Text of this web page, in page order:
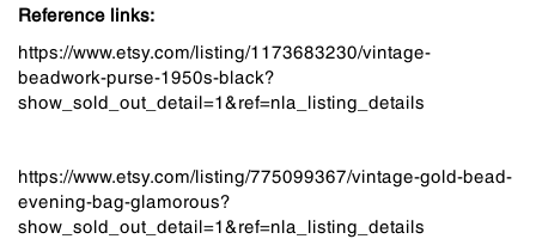
Reference links:
https://www.etsy.com/listing/1173683230/vintage-
beadwork-purse-1950s-black?
show_sold_out_detail=1&ref=nla_listing_details
https://www.etsy.com/listing/775099367/vintage-gold-bead-
evening-bag-glamorous?
show_sold_out_detail=1&ref=nla_listing_details